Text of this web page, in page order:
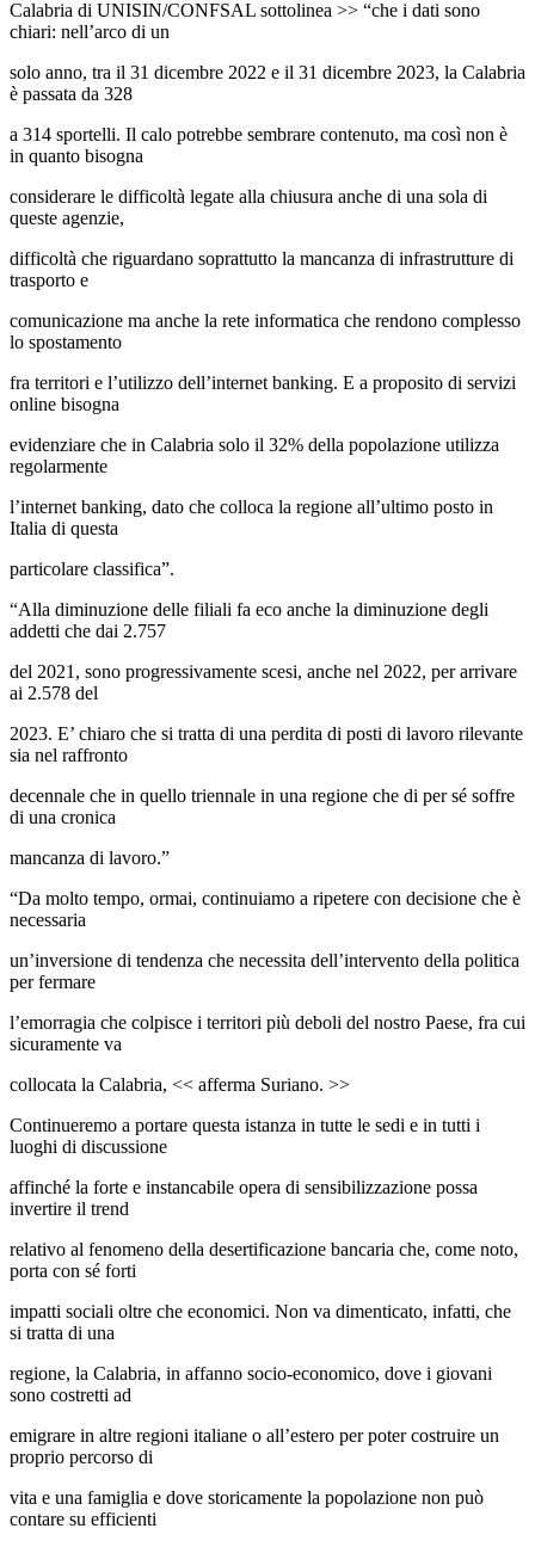
Calabria di UNISIN/CONFSAL sottolinea >> “che i dati sono
chiari: nell’arco di un
solo anno, tra il 31 dicembre 2022 e il 31 dicembre 2023, la Calabria
è passata da 328
a 314 sportelli. Il calo potrebbe sembrare contenuto, ma così non è
in quanto bisogna
considerare le difficoltà legate alla chiusura anche di una sola di
queste agenzie,
difficoltà che riguardano soprattutto la mancanza di infrastrutture di
trasporto e
comunicazione ma anche la rete informatica che rendono complesso
lo spostamento
fra territori e l’utilizzo dell’internet banking. E a proposito di servizi
online bisogna
evidenziare che in Calabria solo il 32% della popolazione utilizza
regolarmente
l’internet banking, dato che colloca la regione all’ultimo posto in
Italia di questa
particolare classifica”.
“Alla diminuzione delle filiali fa eco anche la diminuzione degli
addetti che dai 2.757
del 2021, sono progressivamente scesi, anche nel 2022, per arrivare
ai 2.578 del
2023. E’ chiaro che si tratta di una perdita di posti di lavoro rilevante
sia nel raffronto
decennale che in quello triennale in una regione che di per sé soffre
di una cronica
mancanza di lavoro.”
“Da molto tempo, ormai, continuiamo a ripetere con decisione che è
necessaria
un’inversione di tendenza che necessita dell’intervento della politica
per fermare
l’emorragia che colpisce i territori più deboli del nostro Paese, fra cui
sicuramente va
collocata la Calabria, << afferma Suriano. >>
Continueremo a portare questa istanza in tutte le sedi e in tutti i
luoghi di discussione
affinché la forte e instancabile opera di sensibilizzazione possa
invertire il trend
relativo al fenomeno della desertificazione bancaria che, come noto,
porta con sé forti
impatti sociali oltre che economici. Non va dimenticato, infatti, che
si tratta di una
regione, la Calabria, in affanno socio-economico, dove i giovani
sono costretti ad
emigrare in altre regioni italiane o all’estero per poter costruire un
proprio percorso di
vita e una famiglia e dove storicamente la popolazione non può
contare su efficienti